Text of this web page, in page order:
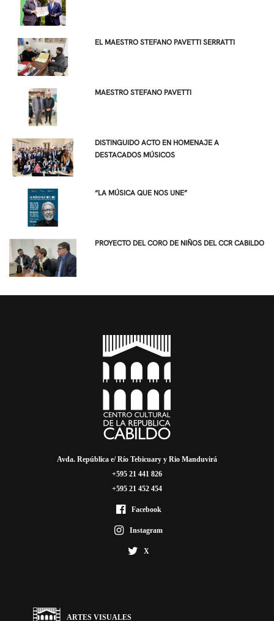
EL MAESTRO STEFANO PAVETTI SERRATTI
MAESTRO STEFANO PAVETTI
DISTINGUIDO ACTO EN HOMENAJE A
DESTACADOS MÚSICOS
“LA MÚSICA QUE NOS UNE”
PROYECTO DEL CORO DE NIÑOS DEL CCR CABILDO
Avda. República e/ Río Tebicuary y Rio Manduvirá
+595 21 441 826
+595 21 452 454
Facebook
Instagram
X
ARTES VISUALES